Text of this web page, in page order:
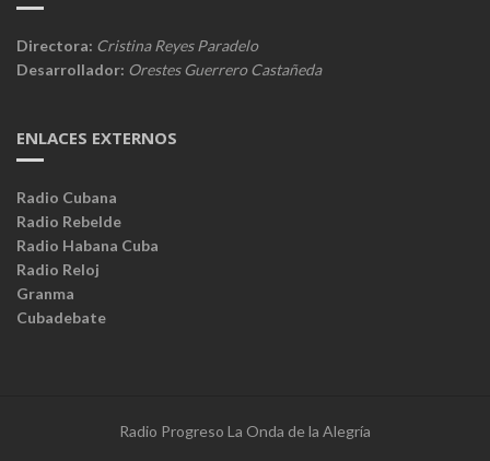
Directora: Cristina Reyes Paradelo
Desarrollador: Orestes Guerrero Castañeda
ENLACES EXTERNOS
Radio Cubana
Radio Rebelde
Radio Habana Cuba
Radio Reloj
Granma
Cubadebate
Radio Progreso La Onda de la Alegría